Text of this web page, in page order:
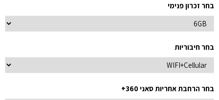
בחר זכרון פנימי
בחר חיבוריות
בחר הרחבת אחריות סאני 360+